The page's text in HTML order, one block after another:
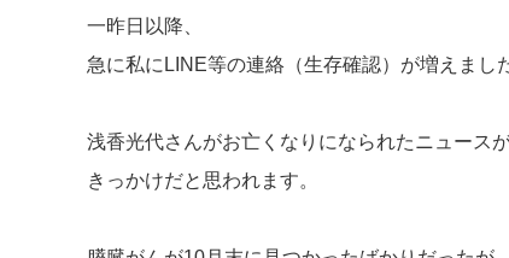
一昨日以降、
急に私にLINE等の連絡（生存確認）が増えまし
浅香光代さんがお亡くなりになられたニュース
きっかけだと思われます。